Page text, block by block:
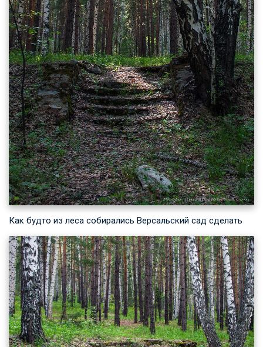
Как будто из леса собирались Версальский сад сделать